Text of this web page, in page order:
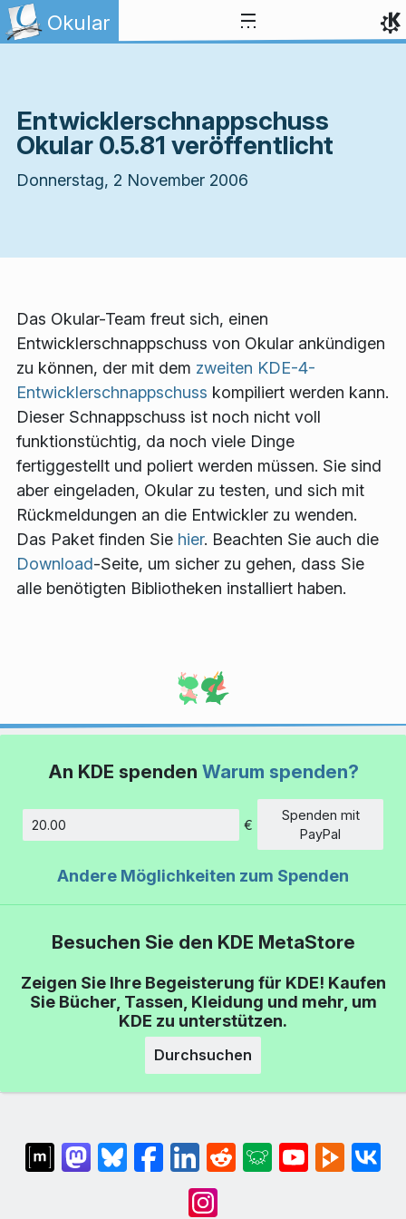
Zum Inhalt springen
Okular
Entwicklerschnappschuss
Okular 0.5.81 veröffentlicht
Donnerstag, 2 November 2006
Das Okular-Team freut sich, einen
Entwicklerschnappschuss von Okular ankündigen
zu können, der mit dem zweiten KDE-4-
Entwicklerschnappschuss kompiliert werden kann.
Dieser Schnappschuss ist noch nicht voll
funktionstüchtig, da noch viele Dinge
fertiggestellt und poliert werden müssen. Sie sind
aber eingeladen, Okular zu testen, und sich mit
Rückmeldungen an die Entwickler zu wenden.
Das Paket finden Sie hier. Beachten Sie auch die
Download-Seite, um sicher zu gehen, dass Sie
alle benötigten Bibliotheken installiert haben.
An KDE spenden Warum spenden?
€
Spenden mit
PayPal
Andere Möglichkeiten zum Spenden
Besuchen Sie den KDE MetaStore
Zeigen Sie Ihre Begeisterung für KDE! Kaufen
Sie Bücher, Tassen, Kleidung und mehr, um
KDE zu unterstützen.
Durchsuchen